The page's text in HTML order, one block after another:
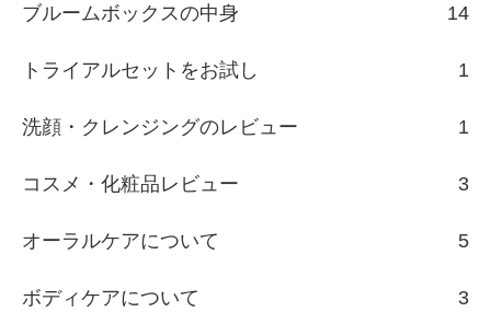
ブルームボックスの中身 14
トライアルセットをお試し 1
洗顔・クレンジングのレビュー 1
コスメ・化粧品レビュー 3
オーラルケアについて 5
ボディケアについて 3